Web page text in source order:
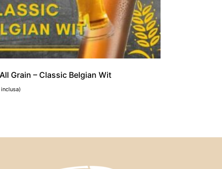
Grain – Classic Belgian Wit
inclusa)